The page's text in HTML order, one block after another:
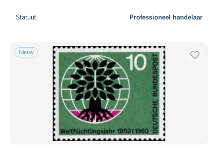
Statuut Professioneel handelaar
Nieuw